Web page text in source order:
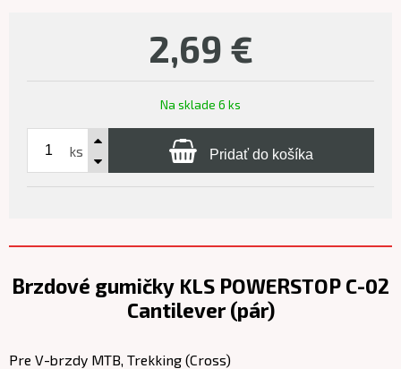
2,69 €
Na sklade 6 ks
ks Pridať do košíka
Brzdové gumičky KLS POWERSTOP C-02
Cantilever (pár)
Pre V-brzdy MTB, Trekking (Cross)